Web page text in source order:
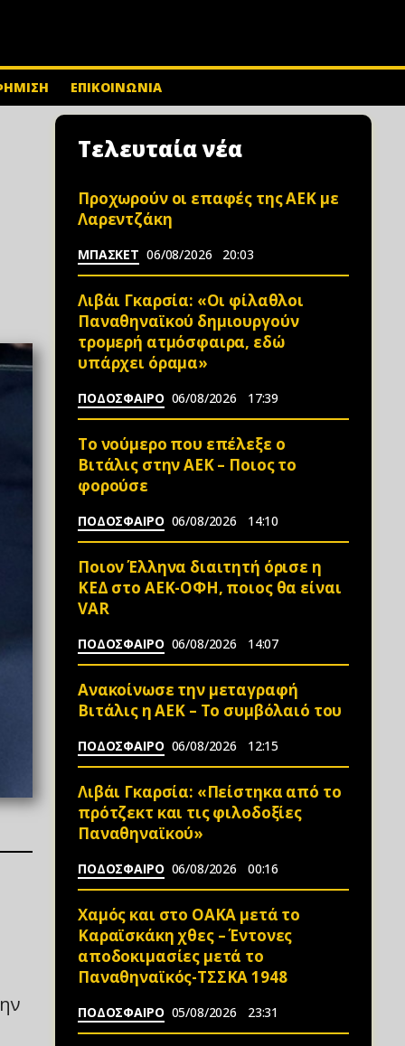
ΕΠΙΚΟΙΝΩΝΙΑ
Τελευταία νέα
Προχωρούν οι επαφές της ΑΕΚ με
Λαρεντζάκη
ΜΠΑΣΚΕΤ 06/08/2026 20:03
Λιβάι Γκαρσία: «Οι φίλαθλοι
Παναθηναϊκού δημιουργούν
τρομερή ατμόσφαιρα, εδώ
υπάρχει όραμα»
ΠΟΔΟΣΦΑΙΡΟ 06/08/2026 17:39
Το νούμερο που επέλεξε ο
Βιτάλις στην ΑΕΚ – Ποιος το
φορούσε
ΠΟΔΟΣΦΑΙΡΟ 06/08/2026 14:10
Ποιον Έλληνα διαιτητή όρισε η
ΚΕΔ στο ΑΕΚ-ΟΦΗ, ποιος θα είναι
VAR
ΠΟΔΟΣΦΑΙΡΟ 06/08/2026 14:07
Ανακοίνωσε την μεταγραφή
Βιτάλις η ΑΕΚ – Το συμβόλαιό του
ΠΟΔΟΣΦΑΙΡΟ 06/08/2026 12:15
Λιβάι Γκαρσία: «Πείστηκα από το
πρότζεκτ και τις φιλοδοξίες
Παναθηναϊκού»
ΠΟΔΟΣΦΑΙΡΟ 06/08/2026 00:16
Χαμός και στο ΟΑΚΑ μετά το
Καραϊσκάκη χθες – Έντονες
αποδοκιμασίες μετά το
Παναθηναϊκός-ΤΣΣΚΑ 1948
ΠΟΔΟΣΦΑΙΡΟ 05/08/2026 23:31